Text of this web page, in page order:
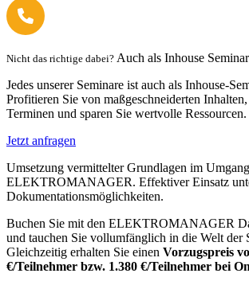
Nicht das richtige dabei? Auch als Inhouse
Jedes unserer Seminare ist auch als Inhouse-
Profitieren Sie von maßgeschneiderten
Terminen und sparen Sie wertvolle Ressourcen.
Jetzt anfragen
Umsetzung vermittelter Grundlagen im
ELEKTROMANAGER. Effektiver Einsatz
Dokumentationsmöglichkeiten.
Buchen Sie mit den ELEKTROMANAGER
und tauchen Sie vollumfänglich in die Welt der
Gleichzeitig erhalten Sie einen Vorzugspreis
€/Teilnehmer bzw. 1.380 €/Teilnehmer bei